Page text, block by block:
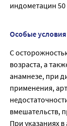
индометацин 50
Особые условия
С
возраста, а
анамнезе, при
применения,
вмешательств,
При указаниях